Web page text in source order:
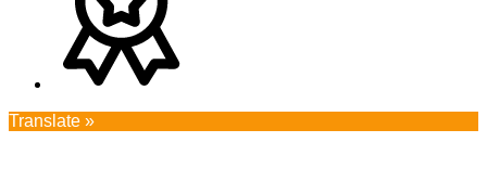
Translate »